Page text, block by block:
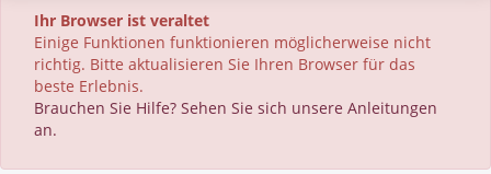
Ihr Browser ist veraltet
Einige Funktionen funktionieren möglicherweise nicht
richtig. Bitte aktualisieren Sie Ihren Browser für das
beste Erlebnis.
Brauchen Sie Hilfe? Sehen Sie sich unsere Anleitungen
an.